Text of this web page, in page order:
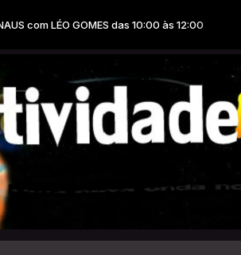
com LÉO GOMES das 10:00 às 12:00